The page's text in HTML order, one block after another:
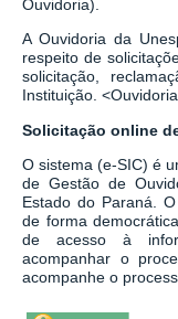
Ouvidoria).
A Ouvidoria da
respeito de
solicitação,
Instituição. <
Solicitação online
O sistema (e-SIC) é
de Gestão de
Estado do Paraná.
de forma
de acesso à
acompanhar o
acompanhe o